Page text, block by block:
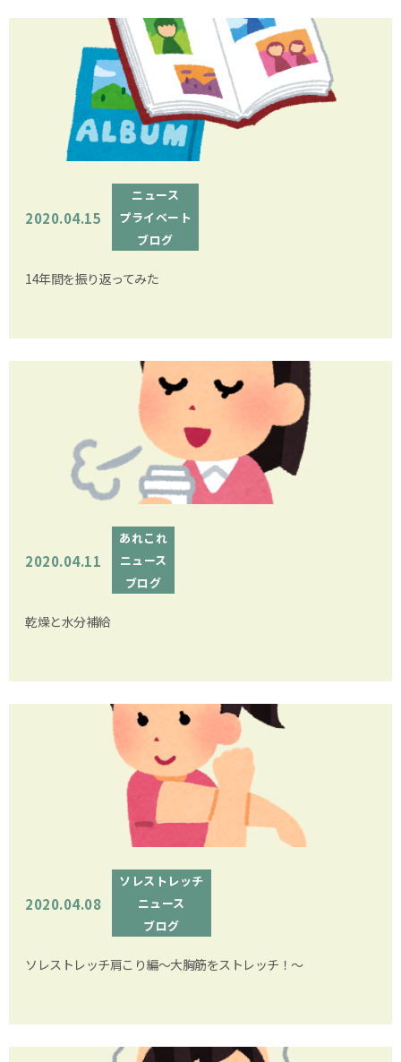
2020.04.15
ニュース
プライベート
ブログ
14年間を振り返ってみた
2020.04.11
あれこれ
ニュース
ブログ
乾燥と水分補給
2020.04.08
ソレストレッチ
ニュース
ブログ
ソレストレッチ肩こり編～大胸筋をストレッチ！～